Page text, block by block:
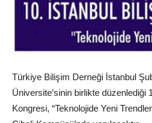
Türkiye Bilişim Derneği İstanbul
Üniversite’sinin birlikte düzenlediği
Kongresi, “Teknolojide Yeni